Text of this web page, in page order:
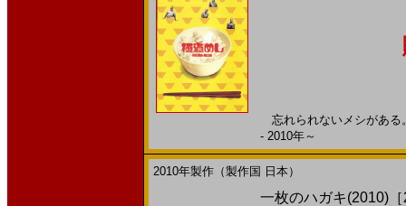
忘れられないメシがあ
- 2010年～
2010年製作（製作国 日本）
一枚のハガキ(2010)